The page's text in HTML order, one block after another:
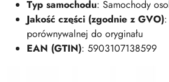
Typ samochodu: Samochody
Jakość części (zgodnie z GVO)
porównywalnej do oryginału
EAN (GTIN): 5903107138599